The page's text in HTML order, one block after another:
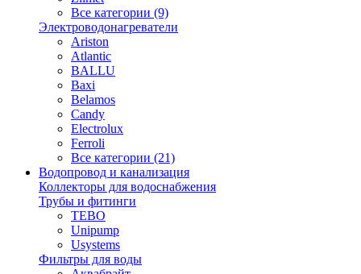
Все категории (9)
Электроводонагреватели
Ariston
Atlantic
BALLU
Baxi
Belamos
Candy
Electrolux
Ferroli
Все категории (21)
Водопровод и канализация
Коллекторы для водоснабжения
Трубы и фитинги
TEBO
Unipump
Usystems
Фильтры для воды